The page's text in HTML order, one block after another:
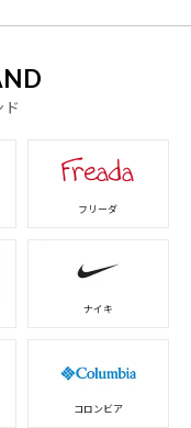
ド
フリーダ
ナイキ
コロンビア